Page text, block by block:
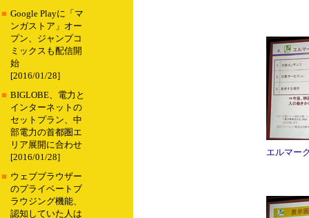
■ Google Playに「マ
ンガストア」オー
プン、ジャンプコ
ミックスも配信開
始
[2016/01/28]
■ BIGLOBE、電力と
インターネットの
セットプラン、中
部電力の首都圏エ
リア展開に合わせ
[2016/01/28]
■ ウェブブラウザー
のプライベートブ
ラウジング機能、
認知していた人は
エルマー